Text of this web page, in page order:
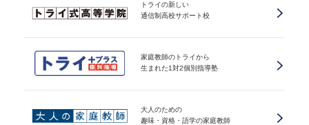
トライの新しい
通信制高校サポート校
家庭教師のトライから
生まれた1対2個別指導塾
大人のための
趣味・資格・語学の家庭教師